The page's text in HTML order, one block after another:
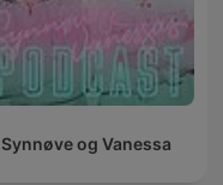
Synnøve og Vanessa